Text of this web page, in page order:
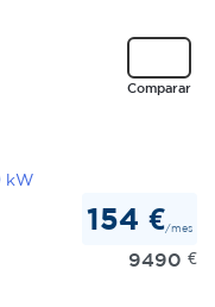
Comparar
154 €/mes
9490 €